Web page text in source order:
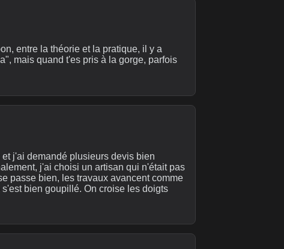
entre la théorie et la pratique, il y a
mais quand t'es pris à la gorge, parfois
j'ai demandé plusieurs devis bien
j'ai choisi un artisan qui n'était pas
passe bien, les travaux avancent comme
bien goupillé. On croise les doigts